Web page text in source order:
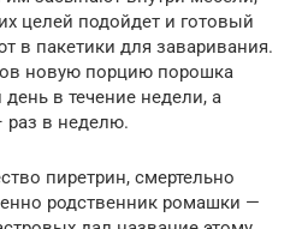
целей подойдет и готовый
в пакетики для заваривания.
новую порцию порошка
в течение недели, а
раз в неделю.
пиретрин, смертельно
родственник ромашки —